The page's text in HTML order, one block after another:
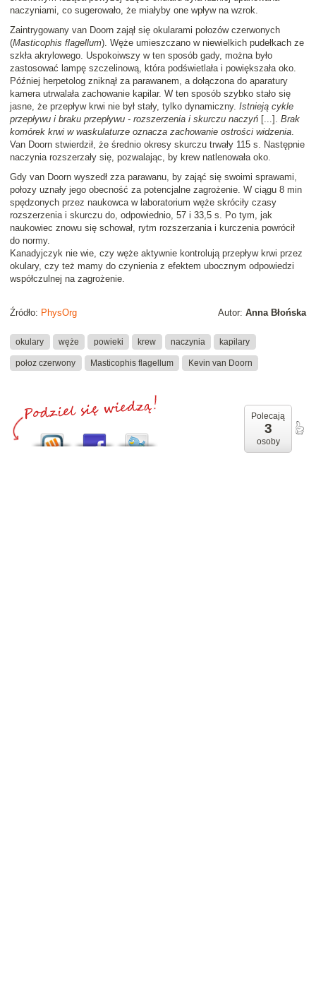
naczyniami, co sugerowało, że miałyby one wpływ na wzrok.
Zaintrygowany van Doorn zajął się okularami połozów czerwonych
(Masticophis flagellum). Węże umieszczano w niewielkich pudełkach ze
szkła akrylowego. Uspokoiwszy w ten sposób gady, można było
zastosować lampę szczelinową, która podświetlała i powiększała oko.
Później herpetolog zniknął za parawanem, a dołączona do aparatury
kamera utrwalała zachowanie kapilar. W ten sposób szybko stało się
jasne, że przepływ krwi nie był stały, tylko dynamiczny. Istnieją cykle
przepływu i braku przepływu - rozszerzenia i skurczu naczyń [...]. Brak
komórek krwi w waskulaturze oznacza zachowanie ostrości widzenia.
Van Doorn stwierdził, że średnio okresy skurczu trwały 115 s. Następnie
naczynia rozszerzały się, pozwalając, by krew natlenowała oko.
Gdy van Doorn wyszedł zza parawanu, by zająć się swoimi sprawami,
połozy uznały jego obecność za potencjalne zagrożenie. W ciągu 8 min
spędzonych przez naukowca w laboratorium węże skróciły czasy
rozszerzenia i skurczu do, odpowiednio, 57 i 33,5 s. Po tym, jak
naukowiec znowu się schował, rytm rozszerzania i kurczenia powrócił
do normy.
Kanadyjczyk nie wie, czy węże aktywnie kontrolują przepływ krwi przez
okulary, czy też mamy do czynienia z efektem ubocznym odpowiedzi
współczulnej na zagrożenie.
Autor: Anna Błońska
Źródło: PhysOrg
okulary węże powieki krew naczynia kapilary
połoz czerwony Masticophis flagellum Kevin van Doorn
Polecają
3
osoby